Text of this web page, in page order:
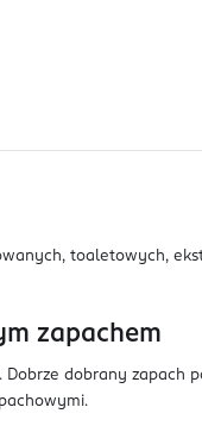
toaletowych,
zapachem
dobrany zapach